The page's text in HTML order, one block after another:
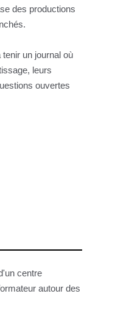
des productions
un journal où
leurs
ouvertes
centre
autour des